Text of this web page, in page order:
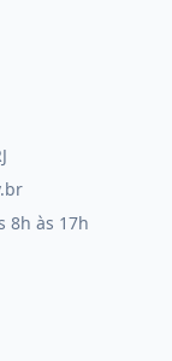
8h às 17h